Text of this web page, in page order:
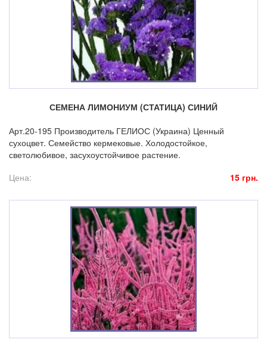
СЕМЕНА ЛИМОНИУМ (СТАТИЦА) СИНИЙ
Арт.20-195 Производитель ГЕЛИОС (Украина) Ценный
сухоцвет. Семейство кермековые. Холодостойкое,
светолюбивое, засухоустойчивое растение.
Цена:
15 грн.